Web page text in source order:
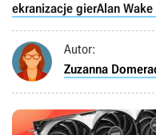
ekranizacje gierAlan
Autor:
Zuzanna